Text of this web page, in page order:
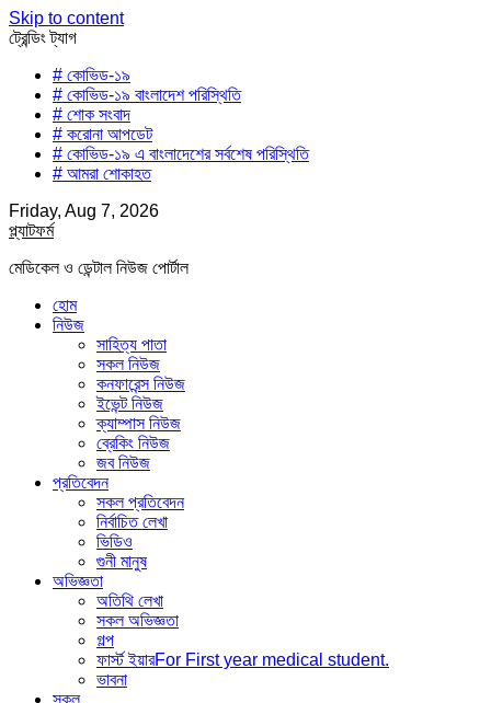
Skip to content
ট্রেন্ডিং ট্যাগ
# কোভিড-১৯
# কোভিড-১৯ বাংলাদেশ পরিস্থিতি
# শোক সংবাদ
# করোনা আপডেট
# কোভিড-১৯ এ বাংলাদেশের সর্বশেষ পরিস্থিতি
# আমরা শোকাহত
Friday, Aug 7, 2026
প্ল্যাটফর্ম
মেডিকেল ও ডেন্টাল নিউজ পোর্টাল
হোম
নিউজ
সাহিত্য পাতা
সকল নিউজ
কনফারেন্স নিউজ
ইভেন্ট নিউজ
ক্যাম্পাস নিউজ
ব্রেকিং নিউজ
জব নিউজ
প্রতিবেদন
সকল প্রতিবেদন
নির্বাচিত লেখা
ভিডিও
গুনী মানুষ
অভিজ্ঞতা
অতিথি লেখা
সকল অভিজ্ঞতা
গল্প
ফার্স্ট ইয়ারFor First year medical student.
ভাবনা
সকল